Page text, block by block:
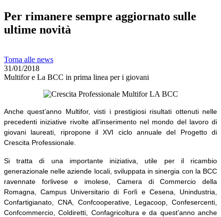
Per rimanere sempre aggiornato sulle
ultime novità
Torna alle news
31/01/2018
Multifor e La BCC in prima linea per i giovani
Anche quest’anno Multifor, visti i prestigiosi risultati ottenuti nelle
precedenti iniziative rivolte all’inserimento nel mondo del lavoro di
giovani laureati, ripropone il XVI ciclo annuale del Progetto di
Crescita Professionale.
Si tratta di una importante iniziativa, utile per il ricambio
generazionale nelle aziende locali, sviluppata in sinergia con la BCC
ravennate forlivese e imolese, Camera di Commercio della
Romagna, Campus Universitario di Forlì e Cesena, Unindustria,
Confartigianato, CNA, Confcooperative, Legacoop, Confesercenti,
Confcommercio, Coldiretti, Confagricoltura e da quest’anno anche